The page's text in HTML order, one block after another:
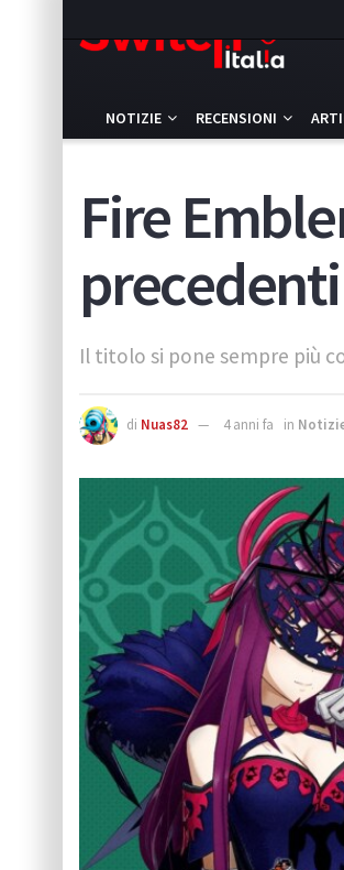
NOTIZIE RECENSIONI
Fire
Il titolo si pone sempre più
di Nuas82 4 anni fa in